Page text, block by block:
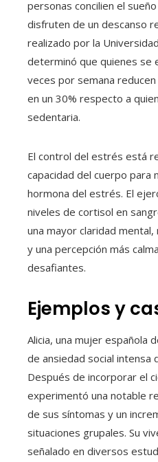
personas concilien el
disfruten de un descanso
realizado por la
determinó que quienes se
veces por semana
en un 30% respecto a
sedentaria.
El control del estrés está
capacidad del cuerpo para
hormona del estrés. El
niveles de cortisol en
una mayor claridad
y una percepción más
desafiantes.
Ejemplos y
Alicia, una mujer española
de ansiedad social intensa
Después de incorporar el
experimentó una notable
de sus síntomas y un
situaciones grupales. Su
señalado en diversos